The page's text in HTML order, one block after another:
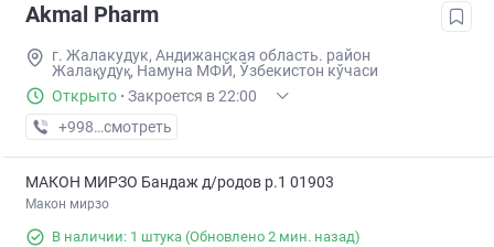
Akmal Pharm
г. Жалакудук, Андижанская область. район
Жалақудуқ, Намуна МФЙ, Ўзбекистон кўчаси
Открыто · Закроется в 22:00
+998 (90) XXX-XX-XX
смотреть
МАКОН МИРЗО Бандаж д/родов р.1 01903
Макон мирзо
В наличии: 1 штука (Обновлено 2 мин. назад)